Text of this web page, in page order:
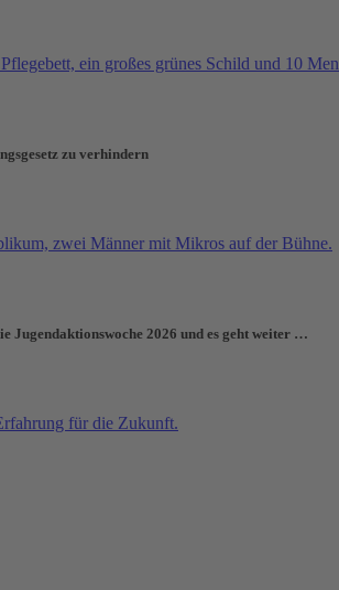
zu verhindern
Jugendaktionswoche 2026 und es geht weiter …